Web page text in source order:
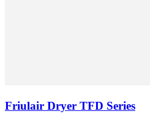
Friulair Dryer TFD Series